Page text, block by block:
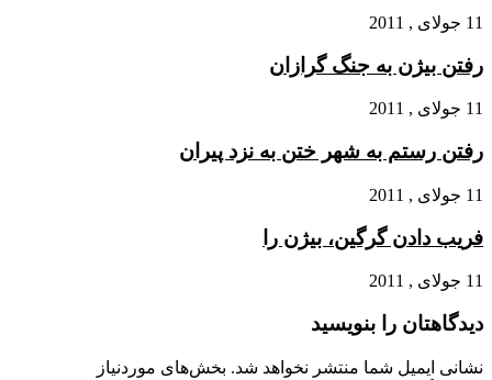
11 جولای , 2011
رفتن بیژن به جنگ گرازان
11 جولای , 2011
رفتن رستم به شهر ختن به نزد پیران
11 جولای , 2011
فریب دادن گرگین، بیژن را
11 جولای , 2011
دیدگاهتان را بنویسید
نشانی ایمیل شما منتشر نخواهد شد. بخش‌های موردنیاز